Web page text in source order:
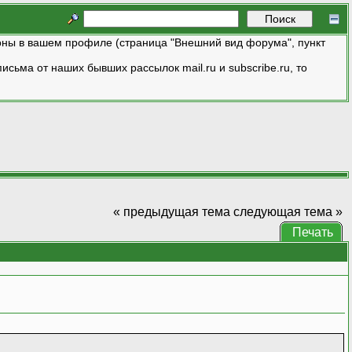
в вашем профиле (страница "Внешний вид форума", пункт
от наших бывших рассылок mail.ru и subscribe.ru, то
« предыдущая тема следующая тема »
Печать